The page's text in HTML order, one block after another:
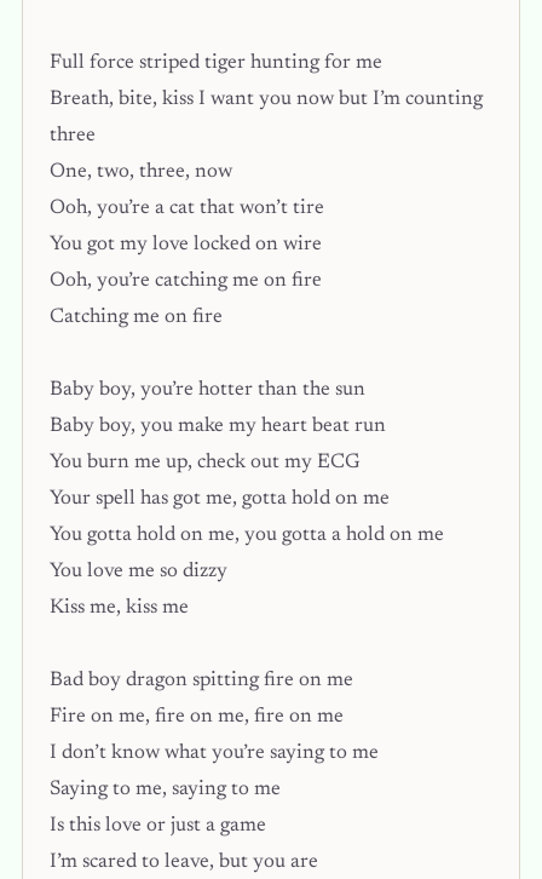
Full force striped tiger hunting for me
Breath, bite, kiss I want you now but I’m counting
three
One, two, three, now
Ooh, you’re a cat that won’t tire
You got my love lockеd on wire
Ooh, you’re catching me on firе
Catching me on fire
Baby boy, you’re hotter than the sun
Baby boy, you make my heart beat run
You burn me up, check out my ECG
Your spell has got me, gotta hold on me
You gotta hold on me, you gotta a hold on me
You love me so dizzy
Kiss me, kiss me
Bad boy dragon spitting fire on me
Fire on me, fire on me, fire on me
I don’t know what you’re saying to me
Saying to me, saying to me
Is this love or just a game
I’m scared to leave, but you are